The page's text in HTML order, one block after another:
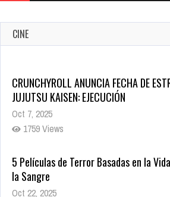
CINE
5 Películas de Terror Basadas en la
la Sangre
Oct 22, 2025
1339 Views
Revive el terror: El conjuro 4: Últimos
en tiendas digitales
Oct 20, 2025